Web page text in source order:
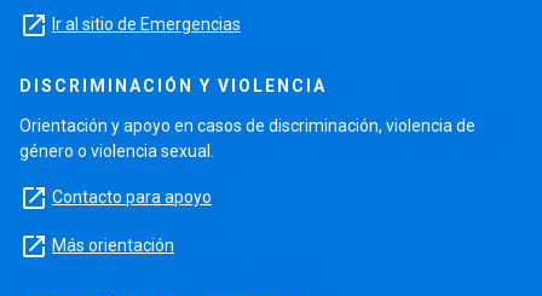
launch Ir al sitio de Emergencias
DISCRIMINACIÓN Y VIOLENCIA
Orientación y apoyo en casos de discriminación, violencia de
género o violencia sexual.
launch Contacto para apoyo
launch Más orientación